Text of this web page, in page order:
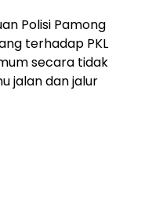
Polisi Pamong
terhadap PKL
secara tidak
jalan dan jalur